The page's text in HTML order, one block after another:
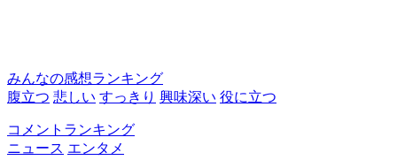
みんなの感想ランキング
腹立つ 悲しい すっきり 興味深い 役に立つ
コメントランキング
ニュース エンタメ